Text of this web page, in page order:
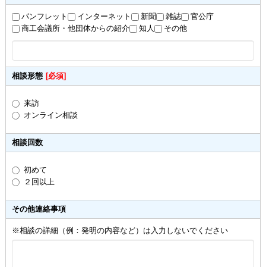
パンフレット インターネット 新聞 雑誌
官公庁
商工会議所・他団体からの紹介
知人 その他
相談形態 [必須]
来訪
オンライン相談
相談回数
初めて
２回以上
その他連絡事項
※相談の詳細（例：発明の内容など）は入力しないでください